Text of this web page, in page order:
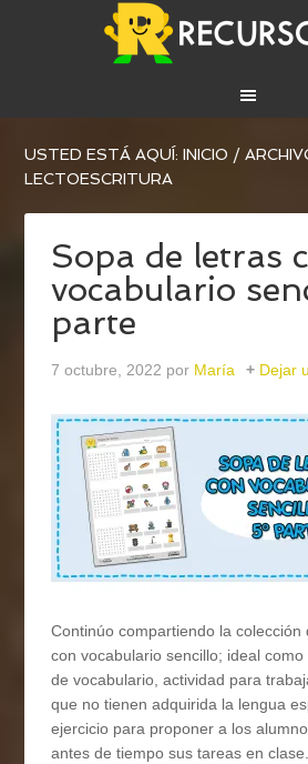
USTED ESTÁ AQUÍ:INICIO /
LECTOESCRITURA
Sopa de letras
vocabulario
parte
7 octubre, 2022 por María Dejar
Continúo compartiendo la colección
con vocabulario sencillo; ideal
de vocabulario, actividad para
que no tienen adquirida la lengua
ejercicio para proponer a los
antes de tiempo sus tareas en clase.